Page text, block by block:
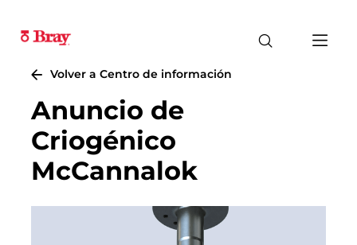
Volver a Centro de información
Anuncio de
Criogénico ​​​​​​​
McCannalok